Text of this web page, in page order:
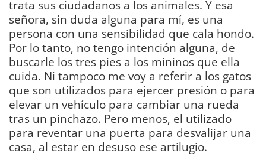
trata sus ciudadanos a los animales. Y esa
señora, sin duda alguna para mí, es una
persona con una sensibilidad que cala hondo.
Por lo tanto, no tengo intención alguna, de
buscarle los tres pies a los mininos que ella
cuida. Ni tampoco me voy a referir a los gatos
que son utilizados para ejercer presión o para
elevar un vehículo para cambiar una rueda
tras un pinchazo. Pero menos, el utilizado
para reventar una puerta para desvalijar una
casa, al estar en desuso ese artilugio.